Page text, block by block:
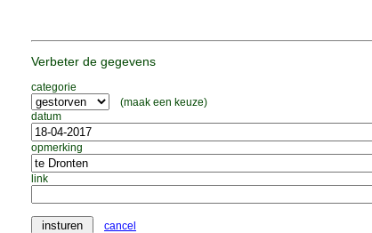
Verbeter de gegevens
categorie
(maak een keuze)
datum
opmerking
link
cancel